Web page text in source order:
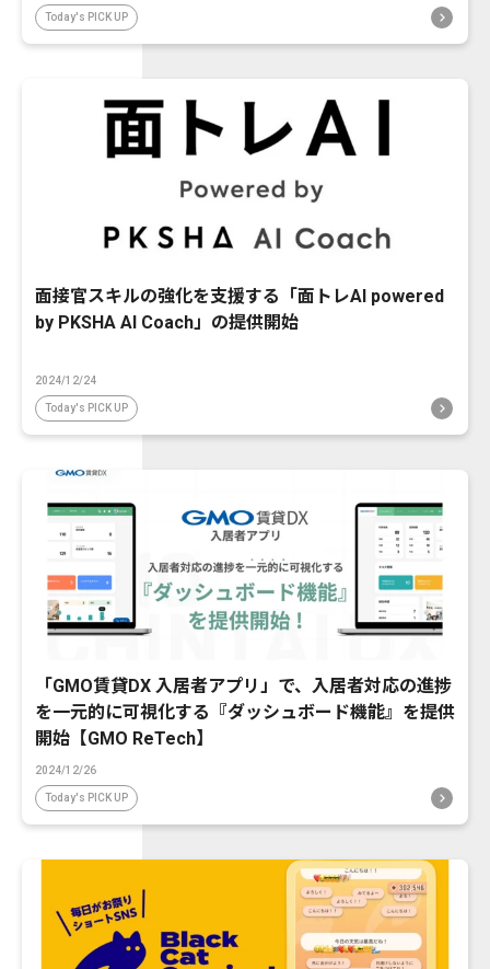
Today's PICK UP
面接官スキルの強化を支援する「面トレAI powered
by PKSHA AI Coach」の提供開始
2024/12/24
Today's PICK UP
「GMO賃貸DX 入居者アプリ」で、入居者対応の進捗
を一元的に可視化する『ダッシュボード機能』を提供
開始【GMO ReTech】
2024/12/26
Today's PICK UP